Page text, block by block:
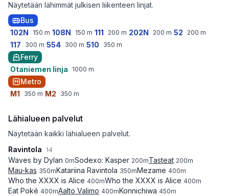
Näytetään lähimmät julkisen liikenteen linjat.
Bus
102N
150 m 108N 150 m 111 200 m 202N 200 m 52 200 m
117 300 m 554 300 m 510 350 m
Ferry
Otaniemen linja
1000 m
Metro
M1
350 m M2 350 m
Lähialueen palvelut
Näytetään kaikki lähialueen palvelut.
Ravintola
14
Waves by Dylan 0mSodexo: Kasper 200mTasteat 200m
Mau-kas 350mKatariina Ravintola 350mMezame 400m
Who the XXXX is Alice 400mWho the XXXX is Alice 400m
Eat Poké 400mAalto Valimo 400mKonnichiwa 450m